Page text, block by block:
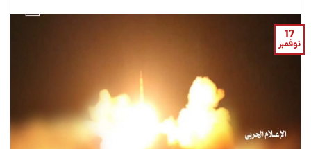
17
نوفمبر